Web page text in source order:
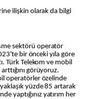
ilişkin olarak da bilgi
sektörü operatör
bir önceki yıla göre
Türk Telekom ve mobil
görüyoruz.
operatörler özelinde
yüzde 85 artarak
yaptığınız yatırım her